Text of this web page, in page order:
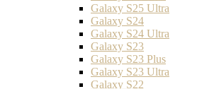
Galaxy S25 Ultra
Galaxy S24
Galaxy S24 Ultra
Galaxy S23
Galaxy S23 Plus
Galaxy S23 Ultra
Galaxy S22